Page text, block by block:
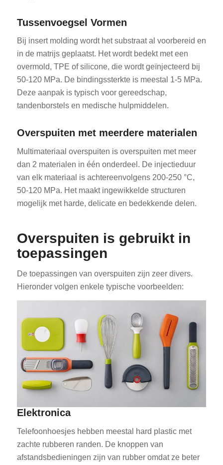
Tussenvoegsel Vormen
Bij insert molding wordt het substraat al voorbereid en
in de matrijs geplaatst. Het wordt bedekt met een
overmold, TPE of silicone, die wordt geïnjecteerd bij
50-120 MPa. De bindingssterkte is meestal 1-5 MPa.
Deze aanpak is typisch voor gereedschap,
tandenborstels en medische hulpmiddelen.
Overspuiten met meerdere materialen
Multimateriaal overspuiten is overspuiten met meer
dan 2 materialen in één onderdeel. De injectieduur
van elk materiaal is achtereenvolgens 200-250 °C,
50-120 MPa. Het maakt ingewikkelde structuren
mogelijk met harde, delicate en bedekkende delen.
Overspuiten is gebruikt in
toepassingen
De toepassingen van overspuiten zijn zeer divers.
Hieronder volgen enkele typische voorbeelden:
Elektronica
Telefoonhoesjes hebben meestal hard plastic met
zachte rubberen randen. De knoppen van
afstandsbedieningen zijn van rubber omdat ze beter